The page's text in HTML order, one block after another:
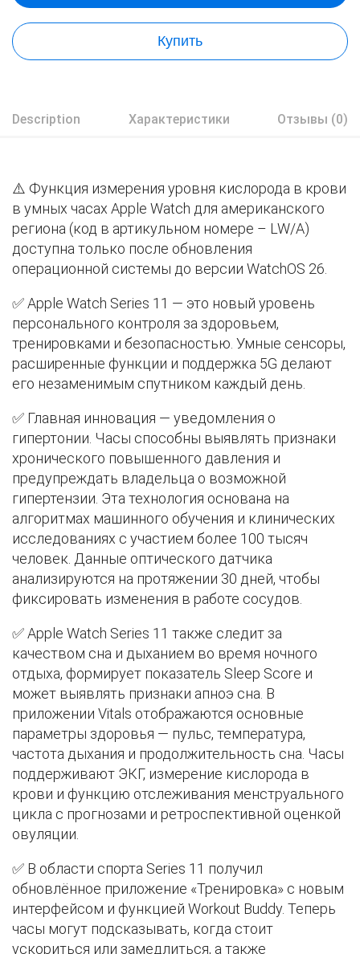
Купить
Description Характеристики Отзывы (0)
⚠️ Функция измерения уровня кислорода в крови
в умных часах Apple Watch для американского
региона (код в артикульном номере – LW/A)
доступна только после обновления
операционной системы до версии WatchOS 26.
✅ Apple Watch Series 11 — это новый уровень
персонального контроля за здоровьем,
тренировками и безопасностью. Умные сенсоры,
расширенные функции и поддержка 5G делают
его незаменимым спутником каждый день.
✅ Главная инновация — уведомления о
гипертонии. Часы способны выявлять признаки
хронического повышенного давления и
предупреждать владельца о возможной
гипертензии. Эта технология основана на
алгоритмах машинного обучения и клинических
исследованиях с участием более 100 тысяч
человек. Данные оптического датчика
анализируются на протяжении 30 дней, чтобы
фиксировать изменения в работе сосудов.
✅ Apple Watch Series 11 также следит за
качеством сна и дыханием во время ночного
отдыха, формирует показатель Sleep Score и
может выявлять признаки апноэ сна. В
приложении Vitals отображаются основные
параметры здоровья — пульс, температура,
частота дыхания и продолжительность сна. Часы
поддерживают ЭКГ, измерение кислорода в
крови и функцию отслеживания менструального
цикла с прогнозами и ретроспективной оценкой
овуляции.
✅ В области спорта Series 11 получил
обновлённое приложение «Тренировка» с новым
интерфейсом и функцией Workout Buddy. Теперь
часы могут подсказывать, когда стоит
ускориться или замедлиться, а также